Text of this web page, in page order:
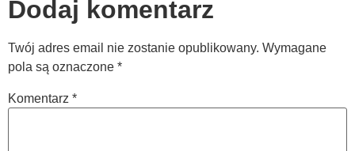
Dodaj komentarz
Twój adres email nie zostanie opublikowany. Wymagane
pola są oznaczone *
Komentarz *